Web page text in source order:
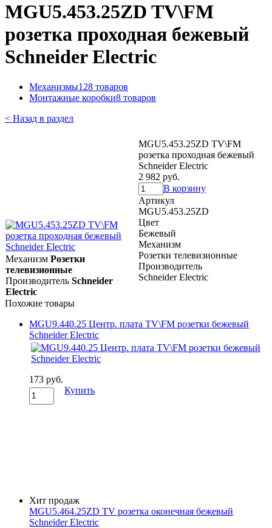
MGU5.453.25ZD TV\FM
розетка проходная бежевый
Schneider Electric
Механизмы128 товаров
Монтажные коробки8 товаров
< Назад в раздел
MGU5.453.25ZD TV\FM
розетка проходная бежевый
Schneider Electric
2 982 руб.
В корзину
Артикул
MGU5.453.25ZD
Цвет
Бежевый
Механизм
Розетки телевизионные
Производитель
Schneider Electric
Механизм Розетки
телевизионные
Производитель Schneider
Electric
Похожие товары
MGU9.440.25 Центр. плата TV\FM розетки бежевый
Schneider Electric
173 руб.
Купить
Хит продаж
MGU5.464.25ZD TV розетка оконечная бежевый
Schneider Electric